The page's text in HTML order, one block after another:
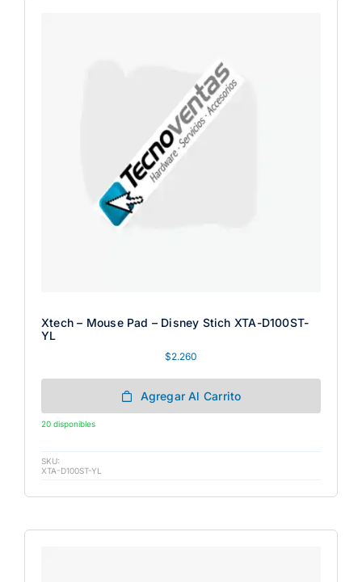
Xtech – Mouse Pad – Disney Stich XTA-D100ST-
YL
$2.260
Agregar Al Carrito
20 disponibles
SKU:
XTA-D100ST-YL